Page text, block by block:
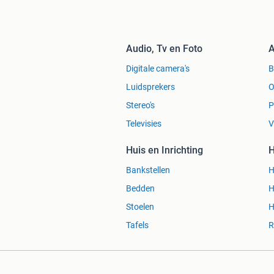
· Inclusief Winterstalling in
Vraagprijs €28500,=
Audio, Tv en Foto
Digitale camera's
Luidsprekers
Stereo's
Televisies
Huis en Inrichting
Bankstellen
Bedden
Stoelen
Tafels